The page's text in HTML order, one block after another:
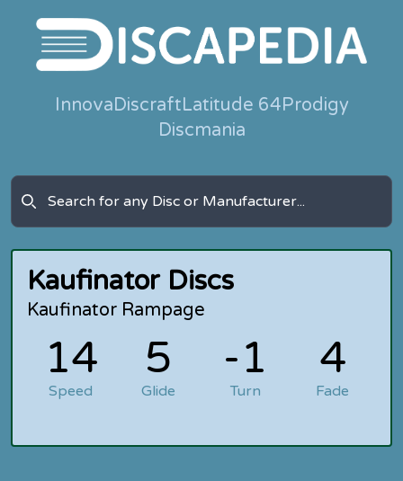
InnovaDiscraftLatitude 64Prodigy
Discmania
Kaufinator Discs
Kaufinator Rampage
14 5 -1 4
Speed Glide Turn Fade